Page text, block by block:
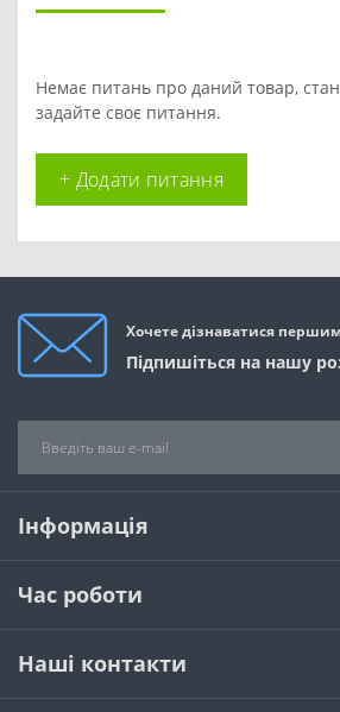
Немає питань про даний товар,
задайте своє питання.
+ Додати питання
Хочете дізнаватися
Підпишіться на нашу
Інформація
Час роботи
Наші контакти